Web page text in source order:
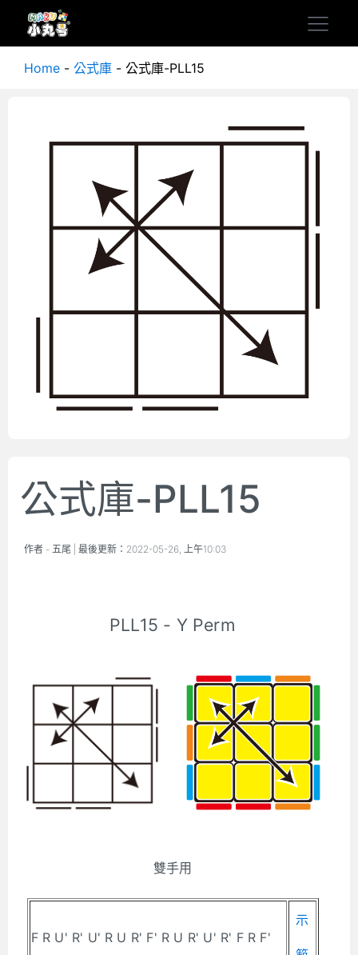
Home - 公式庫 - 公式庫-PLL15
公式庫-PLL15
作者 - 五尾 | 最後更新： 2022-05-26, 上午10:03
PLL15 - Y Perm
雙手用
F R U' R' U' R U R' F' R U R' U' R' F R F'
示